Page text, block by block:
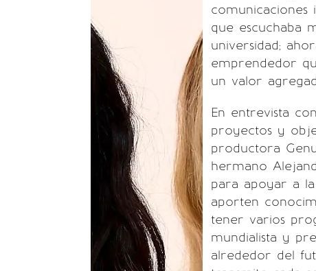
comunicaciones
que escuchaba
universidad;
emprendedor
un valor
En entrevista con
proyectos y
productora
hermano
para apoyar a
aporten
tener varios
mundialista y
alrededor del